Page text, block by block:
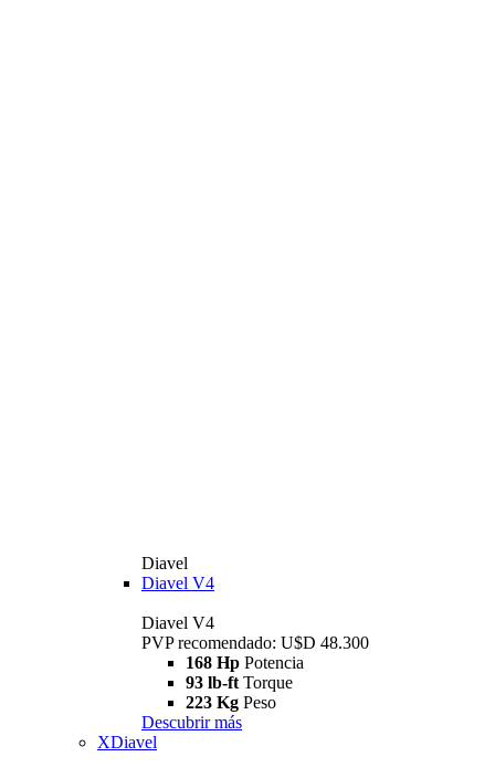
Diavel
Diavel V4
Diavel V4
PVP recomendado: U$D 48.300
168 Hp Potencia
93 lb-ft Torque
223 Kg Peso
Descubrir más
XDiavel